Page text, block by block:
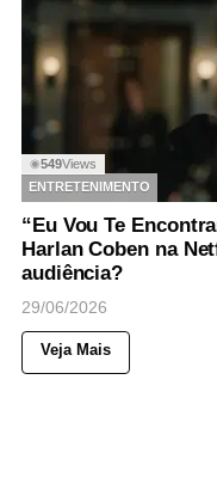
◉549Views
ENTRETENIMENTO
“Eu Vou Te
Harlan Coben na
audiência?
29/06/2026
Veja Mais